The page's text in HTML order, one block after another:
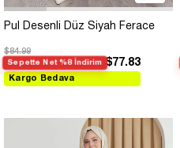
Pul Desenli Düz Siyah Ferace
$84.99
Sepette Net %8 İndirim $77.83
Kargo Bedava